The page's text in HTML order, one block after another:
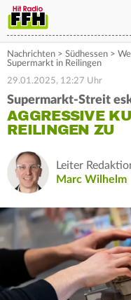
Nachrichten > Südhessen >
Supermarkt in Reilingen
29.01.2025, 12:27 Uhr
Supermarkt-Streit
AGGRESSIVE
REILINGEN ZU
Leiter
Marc Wilhelm